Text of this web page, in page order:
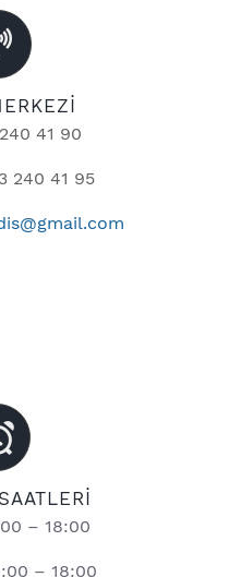
41 90
240 41 95
– 18:00
– 18:00